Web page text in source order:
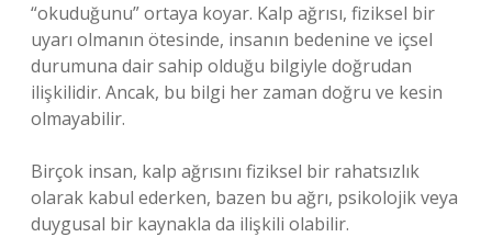
“okuduğunu” ortaya koyar. Kalp ağrısı, fiziksel bir
uyarı olmanın ötesinde, insanın bedenine ve içsel
durumuna dair sahip olduğu bilgiyle doğrudan
ilişkilidir. Ancak, bu bilgi her zaman doğru ve kesin
olmayabilir.
Birçok insan, kalp ağrısını fiziksel bir rahatsızlık
olarak kabul ederken, bazen bu ağrı, psikolojik veya
duygusal bir kaynakla da ilişkili olabilir.